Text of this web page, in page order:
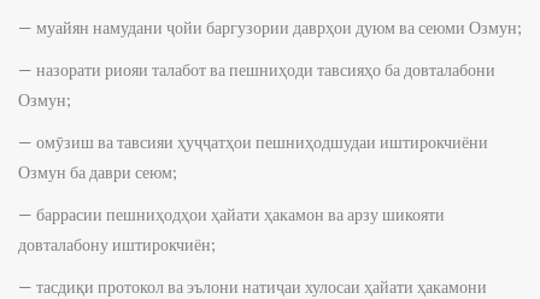
— муайян намудани ҷойи баргузории даврҳои дуюм ва сеюми Озмун;
— назорати риояи талабот ва пешниҳоди тавсияҳо ба довталабони
Озмун;
— омӯзиш ва тавсияи ҳуҷҷатҳои пешниҳодшудаи иштирокчиёни
Озмун ба даври сеюм;
— баррасии пешниҳодҳои ҳайати ҳакамон ва арзу шикояти
довталабону иштирокчиён;
— тасдиқи протокол ва эълони натиҷаи хулосаи ҳайати ҳакамони